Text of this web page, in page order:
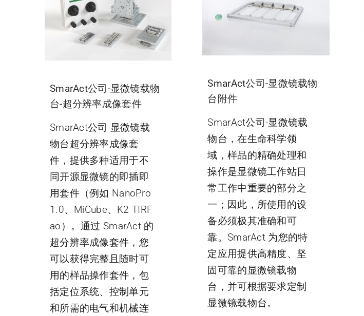
SmarAct公司-显微镜载物
台-超分辨率成像套件
SmarAct公司-显微镜载
物台超分辨率成像套
件，提供多种适用于不
同开源显微镜的即插即
用套件（例如 NanoPro
1.0、MiCube、K2 TIRF
ao）。通过 SmarAct 的
超分辨率成像套件，您
可以获得完整且随时可
用的样品操作套件，包
括定位系统、控制单元
和所需的电气和机械连
SmarAct公司-显微镜载物
台附件
SmarAct公司-显微镜载
物台，在生命科学领
域，样品的精确处理和
操作是显微镜工作站日
常工作中重要的部分之
一；因此，所使用的设
备必须极其准确和可
靠。SmarAct 为您的特
定应用提供高精度、坚
固可靠的显微镜载物
台，并可根据要求定制
显微镜载物台。